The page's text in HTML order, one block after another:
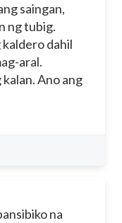
saingan,
ng tubig.
kaldero dahil
aral.
Ano ang
na